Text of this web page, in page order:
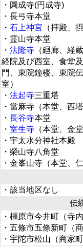
・圓成寺(円成寺)
・長弓寺本堂
・ 石上神宮 （拝殿、
・霊山寺本堂
・ 法隆寺 （廻廊、経
経院及び西室、食堂
門、東院鐘楼、東院
室）
・ 法起寺三重塔
・當麻寺（本堂、西
・ 長谷寺本堂
・ 室生寺 （本堂、金
・宇太水分神社本殿
・榮山寺八角堂
・金峯山寺（本堂、仁
・該当地区なし
伝
・橿原市今井町（寺
・五條市五條新町（商
・宇陀市松山（商家町